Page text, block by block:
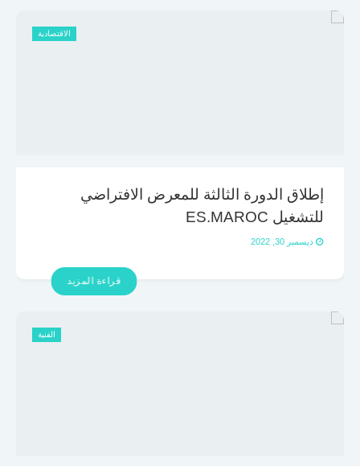
الاقتصادية
إطلاق الدورة الثالثة للمعرض الافتراضي
للتشغيل ES.MAROC
ديسمبر 30, 2022
قراءة المزيد
الفنية